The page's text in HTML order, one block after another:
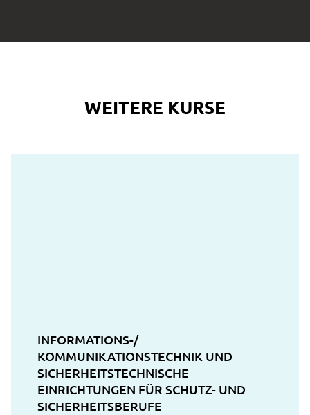
WEITERE KURSE
INFORMATIONS-/
KOMMUNIKATIONSTECHNIK UND
SICHERHEITSTECHNISCHE
EINRICHTUNGEN FÜR SCHUTZ- UND
SICHERHEITSBERUFE